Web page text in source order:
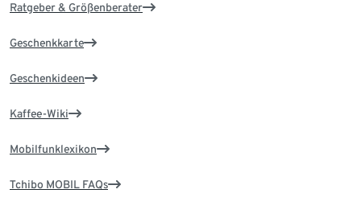
Ratgeber & Größenberater
Geschenkkarte
Geschenkideen
Kaffee-Wiki
Mobilfunklexikon
Tchibo MOBIL FAQs